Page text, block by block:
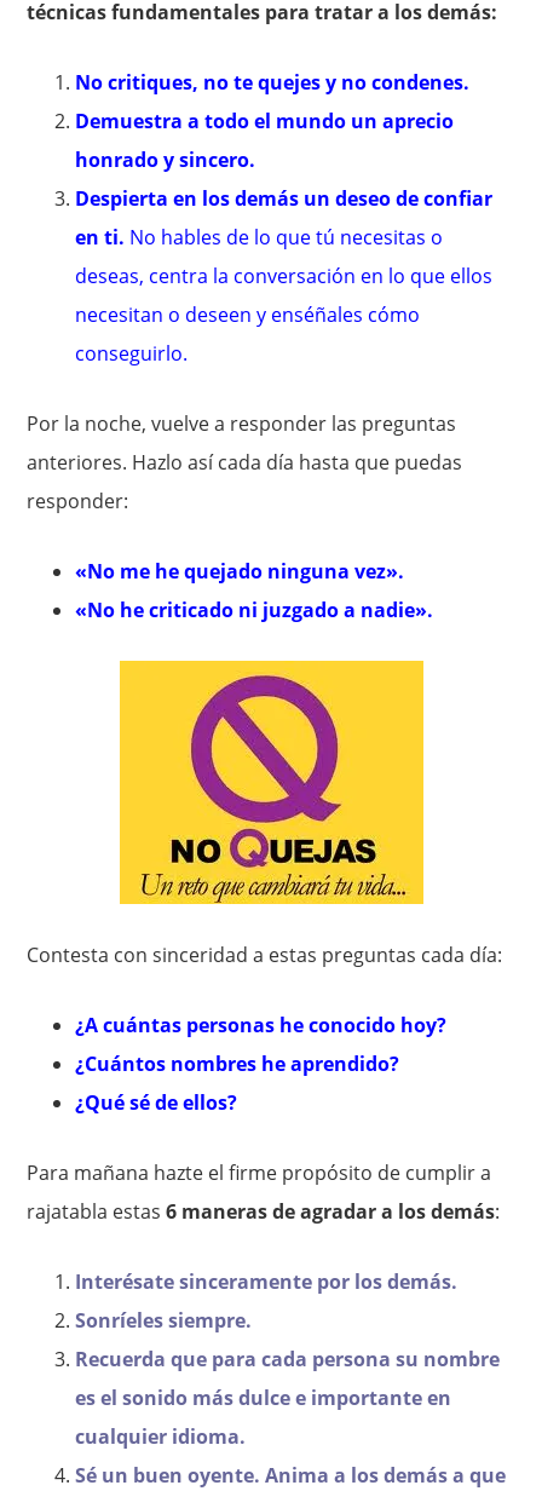
técnicas fundamentales para tratar a los demás:
No critiques, no te quejes y no condenes.
Demuestra a todo el mundo un aprecio
honrado y sincero.
Despierta en los demás un deseo de confiar
en ti. No hables de lo que tú necesitas o
deseas, centra la conversación en lo que ellos
necesitan o deseen y enséñales cómo
conseguirlo.
Por la noche, vuelve a responder las preguntas
anteriores. Hazlo así cada día hasta que puedas
responder:
«No me he quejado ninguna vez».
«No he criticado ni juzgado a nadie».
Contesta con sinceridad a estas preguntas cada día:
¿A cuántas personas he conocido hoy?
¿Cuántos nombres he aprendido?
¿Qué sé de ellos?
Para mañana hazte el firme propósito de cumplir a
rajatabla estas6 maneras de agradar a los demás:
Interésate sinceramente por los demás.
Sonríeles siempre.
Recuerda que para cada persona su nombre
es el sonido más dulce e importante en
cualquier idioma.
Sé un buen oyente. Anima a los demás a que